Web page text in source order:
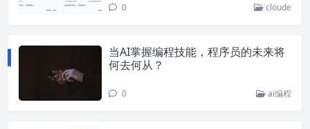
0 cloude
当AI掌握编程技能，程序员的未来将
何去何从？
0 ai编程